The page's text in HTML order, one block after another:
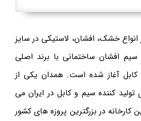
خشک، افشان، لاستیکی در سایز
افشان ساختمانی با برند اصلی
کابل آغاز شده است. همدان یکی از
کننده سیم و کابل در ایران می
در بزرگترین پروزه های کشور